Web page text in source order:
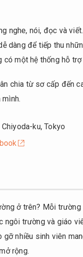
nghe, nói, đọc và
dàng để tiếp thu
một hệ thống hỗ
chia từ sơ cấp đến
ku, Tokyo
ở trên? Mỗi
ngôi trường và giáo
nhiều sinh viên
rộng.